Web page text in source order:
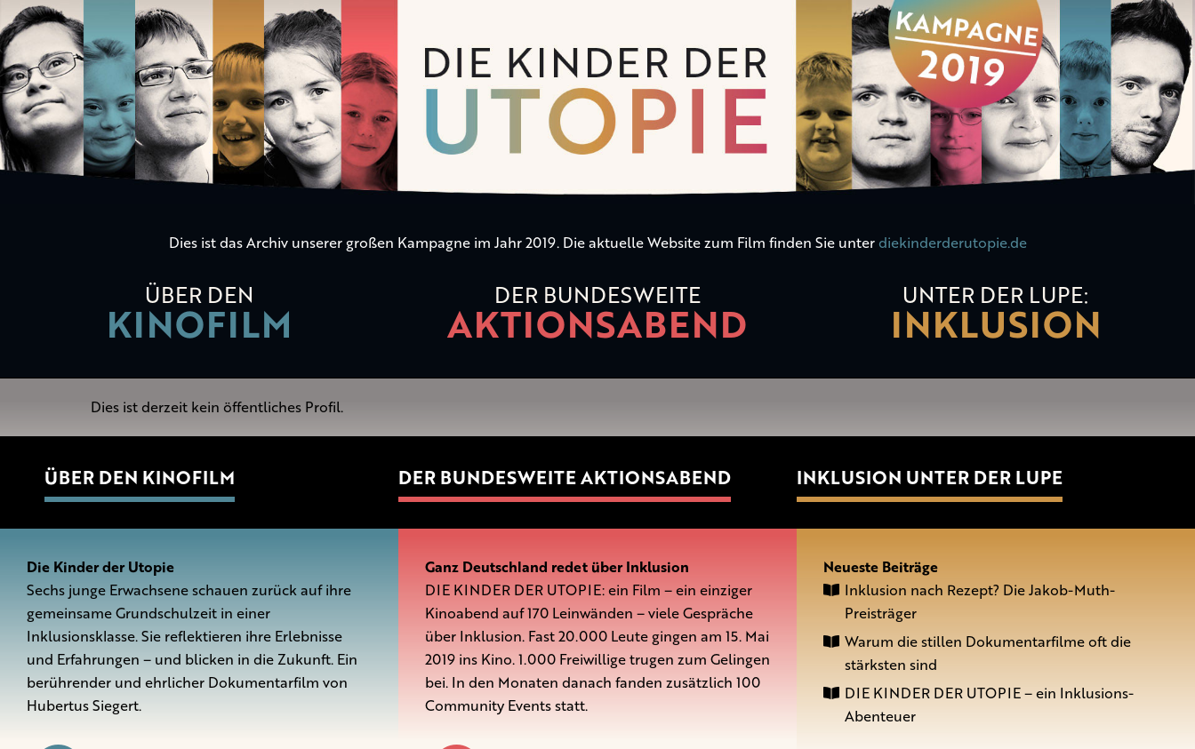
Die
Kinder
der
Utopie
Dies ist das Archiv unserer großen Kampagne im Jahr 2019. Die aktuelle Website zum Film finden Sie unter diekinderderutopie.de
ÜBER DEN
KINOFILM
DER BUNDESWEITE
AKTIONSABEND
UNTER DER LUPE:
INKLUSION
Dies ist derzeit kein öffentliches Profil.
ÜBER DEN KINOFILM
Die Kinder der Utopie
Sechs junge Erwachsene schauen zurück auf ihre
gemeinsame Grundschulzeit in einer
Inklusionsklasse. Sie reflektieren ihre Erlebnisse
und Erfahrungen – und blicken in die Zukunft. Ein
berührender und ehrlicher Dokumentarfilm von
Hubertus Siegert.
DER BUNDESWEITE AKTIONSABEND
Ganz Deutschland redet über Inklusion
DIE KINDER DER UTOPIE: ein Film – ein einziger
Kinoabend auf 170 Leinwänden – viele Gespräche
über Inklusion. Fast 20.000 Leute gingen am 15. Mai
2019 ins Kino. 1.000 Freiwillige trugen zum Gelingen
bei. In den Monaten danach fanden zusätzlich 100
Community Events statt.
INKLUSION UNTER DER LUPE
Neueste Beiträge
Inklusion nach Rezept? Die Jakob-Muth-
Preisträger
Warum die stillen Dokumentarfilme oft die
stärksten sind
DIE KINDER DER UTOPIE – ein Inklusions-
Abenteuer